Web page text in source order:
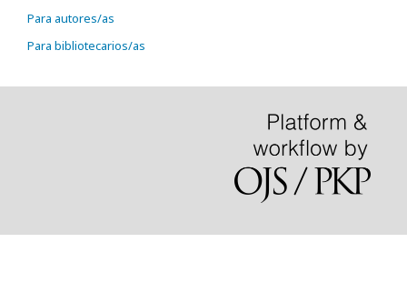
Para autores/as
Para bibliotecarios/as